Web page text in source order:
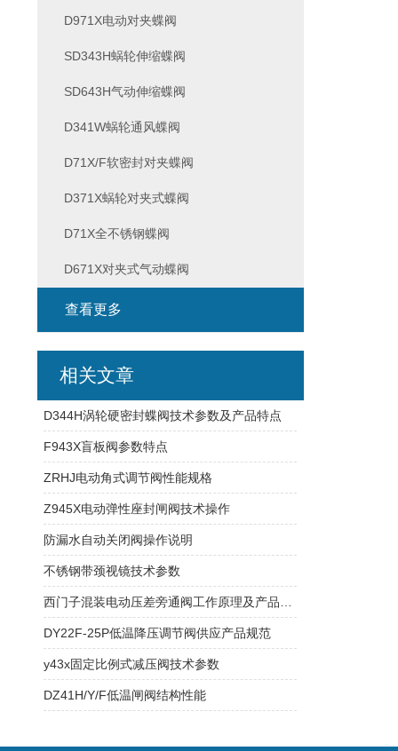
D971X电动对夹蝶阀
SD343H蜗轮伸缩蝶阀
SD643H气动伸缩蝶阀
D341W蜗轮通风蝶阀
D71X/F软密封对夹蝶阀
D371X蜗轮对夹式蝶阀
D71X全不锈钢蝶阀
D671X对夹式气动蝶阀
查看更多
相关文章
D344H涡轮硬密封蝶阀技术参数及产品特点
F943X盲板阀参数特点
ZRHJ电动角式调节阀性能规格
Z945X电动弹性座封闸阀技术操作
防漏水自动关闭阀操作说明
不锈钢带颈视镜技术参数
DY22F-25P低温降压调节阀供应产品规范
y43x固定比例式减压阀技术参数
DZ41H/Y/F低温闸阀结构性能